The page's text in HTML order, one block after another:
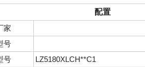
配置
家
号
号
LZ5180XLCH**C1